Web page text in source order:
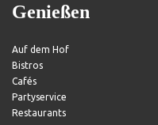
Genießen
Auf dem Hof
Bistros
Cafés
Partyservice
Restaurants